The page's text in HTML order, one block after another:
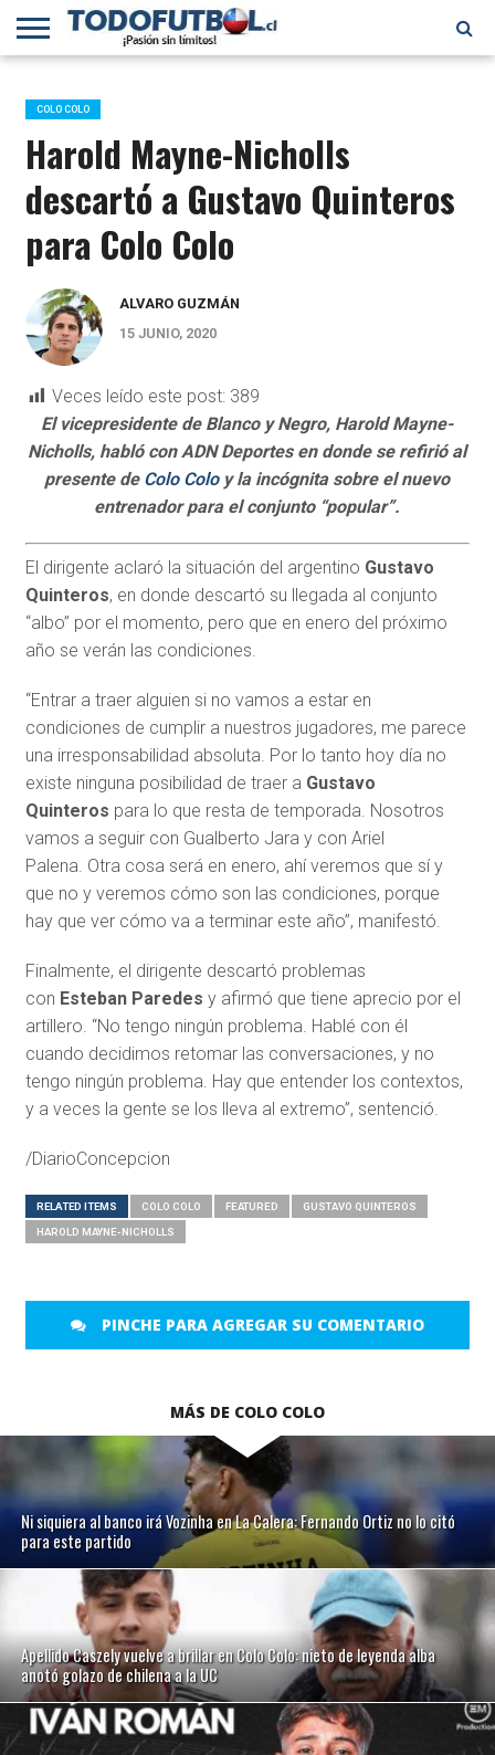
PRIMERA
B
SELECCIÓN
CHILENA
CHILENOS
EN EL
MUNDO
FÚTBOL
INTERNACIONAL
COLO COLO
Harold Mayne-Nicholls
descartó a Gustavo Quinteros
para Colo Colo
ALVARO GUZMÁN
15 JUNIO, 2020
Veces leído este post: 389
El vicepresidente de Blanco y Negro, Harold Mayne-
Nicholls, habló con ADN Deportes en donde se refirió al
presente de Colo Coloy la incógnita sobre el nuevo
entrenador para el conjunto “popular”.
El dirigente aclaró la situación del argentino Gustavo
Quinteros, en donde descartó su llegada al conjunto
“albo” por el momento, pero que en enero del próximo
año se verán las condiciones.
“Entrar a traer alguien si no vamos a estar en
condiciones de cumplir a nuestros jugadores, me parece
una irresponsabilidad absoluta. Por lo tanto hoy día no
existe ninguna posibilidad de traer a Gustavo
Quinteros para lo que resta de temporada. Nosotros
vamos a seguir con Gualberto Jara y con Ariel
Palena. Otra cosa será en enero, ahí veremos que sí y
que no y veremos cómo son las condiciones, porque
hay que ver cómo va a terminar este año”, manifestó.
Finalmente, el dirigente descartó problemas
con Esteban Paredes y afirmó que tiene aprecio por el
artillero. “No tengo ningún problema. Hablé con él
cuando decidimos retomar las conversaciones, y no
tengo ningún problema. Hay que entender los contextos,
y a veces la gente se los lleva al extremo”, sentenció.
/DiarioConcepcion
RELATED ITEMS COLO COLO FEATURED GUSTAVO QUINTEROS
HAROLD MAYNE-NICHOLLS
PINCHE PARA AGREGAR SU COMENTARIO
MÁS DE COLO COLO
Ni siquiera al banco irá Vozinha en La Calera: Fernando Ortiz no lo citó
para este partido
Apellido Caszely vuelve a brillar en Colo Colo: nieto de leyenda alba
anotó golazo de chilena a la UC